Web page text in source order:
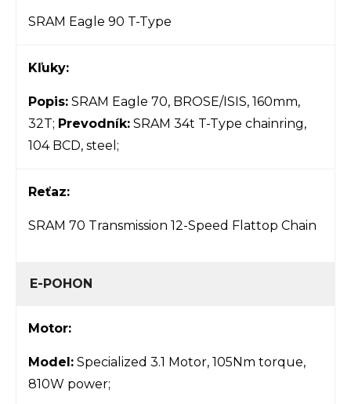
SRAM Eagle 90 T-Type
Kľuky:
Popis: SRAM Eagle 70, BROSE/ISIS, 160mm,
32T; Prevodník: SRAM 34t T-Type chainring,
104 BCD, steel;
Reťaz:
SRAM 70 Transmission 12-Speed Flattop Chain
E-POHON
Motor:
Model: Specialized 3.1 Motor, 105Nm torque,
810W power;